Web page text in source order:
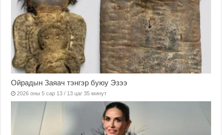
Ойрадын Заяач тэнгэр буюу Эзээ
2026 оны 5 сар 13 / 13 цаг 35 минут